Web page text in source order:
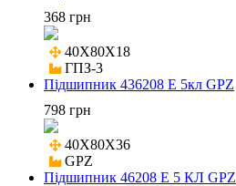
368 грн
40X80X18
ГПЗ-3
Підшипник 436208 Е 5кл GPZ
798 грн
40X80X36
GPZ
Підшипник 46208 Е 5 КЛ GPZ